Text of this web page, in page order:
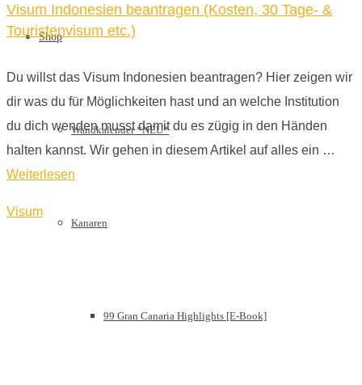
Shop
Wandkalender *NEU*
Kanaren
99 Gran Canaria Highlights [E-Book]
Visum Indonesien beantragen (Kosten, 30 Tage- &
Touristenvisum etc.)
Du willst das Visum Indonesien beantragen? Hier zeigen wir
dir was du für Möglichkeiten hast und an welche Institution
du dich wenden musst damit du es zügig in den Händen
halten kannst. Wir gehen in diesem Artikel auf alles ein …
Weiterlesen
Visum